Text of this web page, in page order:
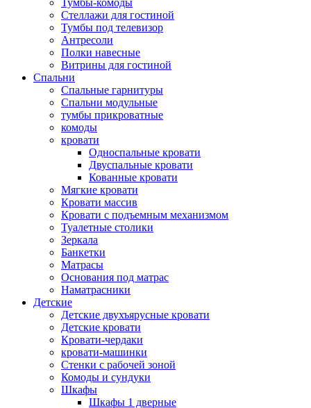
Тумбы-комоды
Стеллажи для гостиной
Тумбы под телевизор
Антресоли
Полки навесные
Витрины для гостиной
Спальни
Спальные гарнитуры
Спальни модульные
тумбы прикроватные
комоды
кровати
Односпальные кровати
Двуспальные кровати
Кованные кровати
Мягкие кровати
Кровати массив
Кровати с подъемным механизмом
Туалетные столики
Зеркала
Банкетки
Матрасы
Основания под матрас
Наматрасники
Детские
Детские двухъярусные кровати
Детские кровати
Кровати-чердаки
кровати-машинки
Стенки с рабочей зоной
Комоды и сундуки
Шкафы
Шкафы 1 дверные